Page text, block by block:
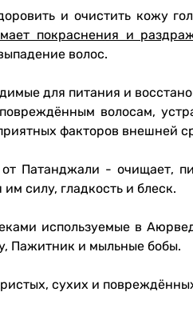
и очистить кожу
покраснения и
волос.
для питания и
волосам,
факторов внешней
Патанджали - очищает,
силу, гладкость и блеск.
используемые в
Пажитник и мыльные бобы.
сухих и